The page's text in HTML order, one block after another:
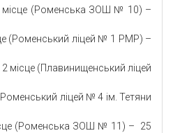
місце (Роменська ЗОШ № 10) –
(Роменський ліцей № 1 РМР) –
місце (Плавинищенський ліцей
ліцей № 4 ім. Тетяни
(Роменська ЗОШ № 11) – 25